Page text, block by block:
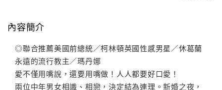
內容簡介
◎聯合推薦美國前總統／柯林頓英國性感男星／休葛蘭
永遠的流行教主／瑪丹娜
愛不僅用嘴說，還要用嘴做！人人都要好口愛！
兩位中年男女相識、相戀，決定結為連理。新婚之夜，